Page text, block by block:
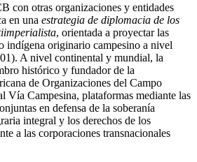
con otras organizaciones y entidades
en una estrategia de diplomacia de los
, orientada a proyectar las
indígena originario campesino a nivel
A nivel continental y mundial, la
histórico y fundador de la
de Organizaciones del Campo
Vía Campesina, plataformas mediante las
en defensa de la soberanía
integral y los derechos de los
a las corporaciones transnacionales